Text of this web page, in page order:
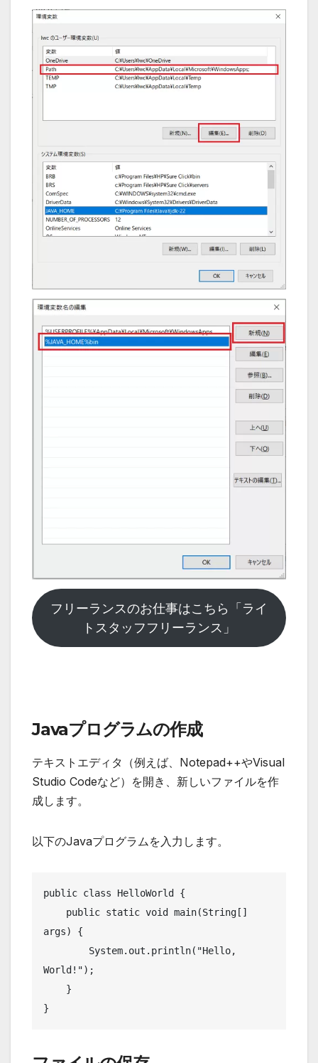
フリーランスのお仕事はこちら「ライ
トスタッフフリーランス」
Javaプログラムの作成
テキストエディタ（例えば、Notepad++やVisual
Studio Codeなど）を開き、新しいファイルを作
成します。
以下のJavaプログラムを入力します。
public class HelloWorld {
args) {
World!");
}